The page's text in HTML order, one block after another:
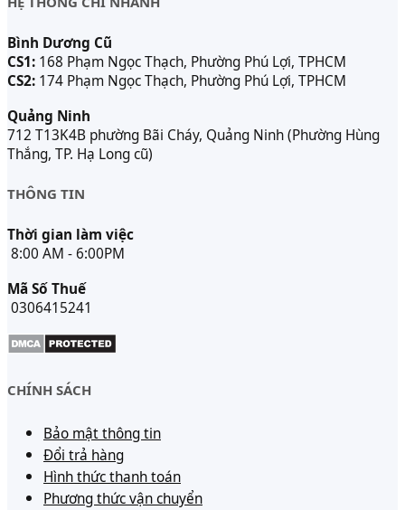
Bình Dương Cũ
CS1: 168 Phạm Ngọc Thạch, Phường Phú Lợi, TPHCM
CS2: 174 Phạm Ngọc Thạch, Phường Phú Lợi, TPHCM
Quảng Ninh
712 T13K4B phường Bãi Cháy, Quảng Ninh (Phường Hùng
Thắng, TP. Hạ Long cũ)
THÔNG TIN
Thời gian làm việc
8:00 AM - 6:00PM
Mã Số Thuế
0306415241
CHÍNH SÁCH
Bảo mật thông tin
Đổi trả hàng
Hình thức thanh toán
Phương thức vận chuyển